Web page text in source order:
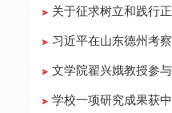
习近平在山东德州考察